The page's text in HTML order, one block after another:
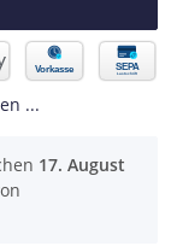
...
17. August